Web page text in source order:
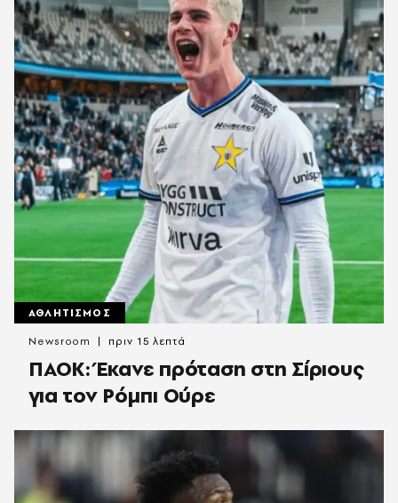
ΑΘΛΗΤΙΣΜΟΣ
ΠΑΟΚ: Έκανε πρόταση στη Σίριους
για τον Ρόμπι Ούρε
Newsroom πριν 15 λεπτά